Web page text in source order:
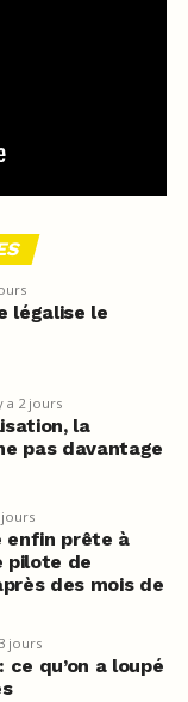
légalise le
a 2 jours
la
pas davantage
jours
enfin prête à
pilote de
des mois de
jours
qu’on a loupé